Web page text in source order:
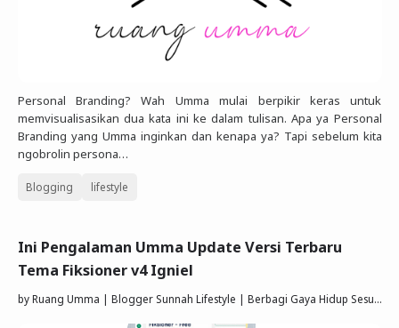
Personal Branding? Wah Umma mulai berpikir keras untuk
memvisualisasikan dua kata ini ke dalam tulisan. Apa ya Personal
Branding yang Umma inginkan dan kenapa ya? Tapi sebelum kita
ngobrolin persona…
Blogging lifestyle
Ini Pengalaman Umma Update Versi Terbaru
Tema Fiksioner v4 Igniel
byRuang Umma | Blogger Sunnah Lifestyle | Berbagi Gaya Hidup Sesuai Quran Sunnah